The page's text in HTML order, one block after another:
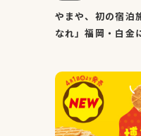
やまや、初の宿
なれ」福岡・白金